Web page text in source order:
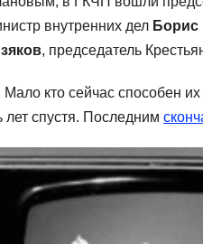
внутренних дел Борис
, председатель
кто сейчас способен их
спустя. Последним